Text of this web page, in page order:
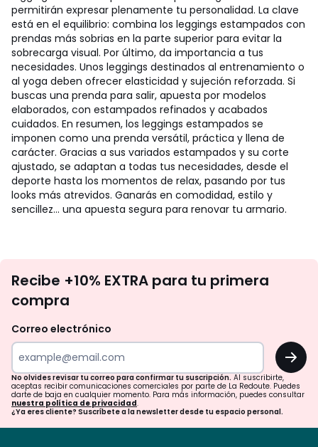
permitirán expresar plenamente tu personalidad. La clave
está en el equilibrio: combina los leggings estampados con
prendas más sobrias en la parte superior para evitar la
sobrecarga visual. Por último, da importancia a tus
necesidades. Unos leggings destinados al entrenamiento o
al yoga deben ofrecer elasticidad y sujeción reforzada. Si
buscas una prenda para salir, apuesta por modelos
elaborados, con estampados refinados y acabados
cuidados. En resumen, los leggings estampados se
imponen como una prenda versátil, práctica y llena de
carácter. Gracias a sus variados estampados y su corte
ajustado, se adaptan a todas tus necesidades, desde el
deporte hasta los momentos de relax, pasando por tus
looks más atrevidos. Ganarás en comodidad, estilo y
sencillez... una apuesta segura para renovar tu armario.
te
tu
para
confirmar
tu
suscripción.
Recibe +10% EXTRA para tu primera
compra
Correo electrónico
OK
No olvides revisar tu correo para confirmar tu suscripción. Al suscribirte,
aceptas recibir comunicaciones comerciales por parte de La Redoute. Puedes
darte de baja en cualquier momento. Para más información, puedes consultar
nuestra política de privacidad.
¿Ya eres cliente? Suscríbete a la newsletter desde tu espacio personal.